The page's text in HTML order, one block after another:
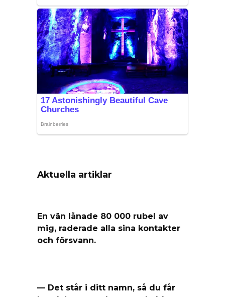
Aktuella artiklar
En vän lånade 80 000 rubel av
mig, raderade alla sina kontakter
och försvann.
— Det står i ditt namn, så du får